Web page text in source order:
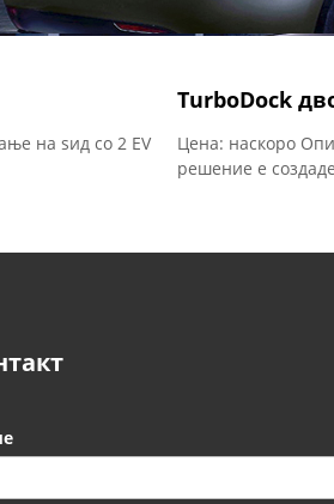
на ѕид со 2 EV
TurboDock
Цена: наскоро
решение е